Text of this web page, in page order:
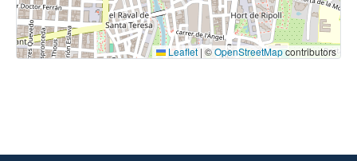
Leaflet | ©OpenStreetMapcontributors